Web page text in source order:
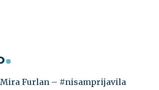
Mira Furlan – #nisamprijavila